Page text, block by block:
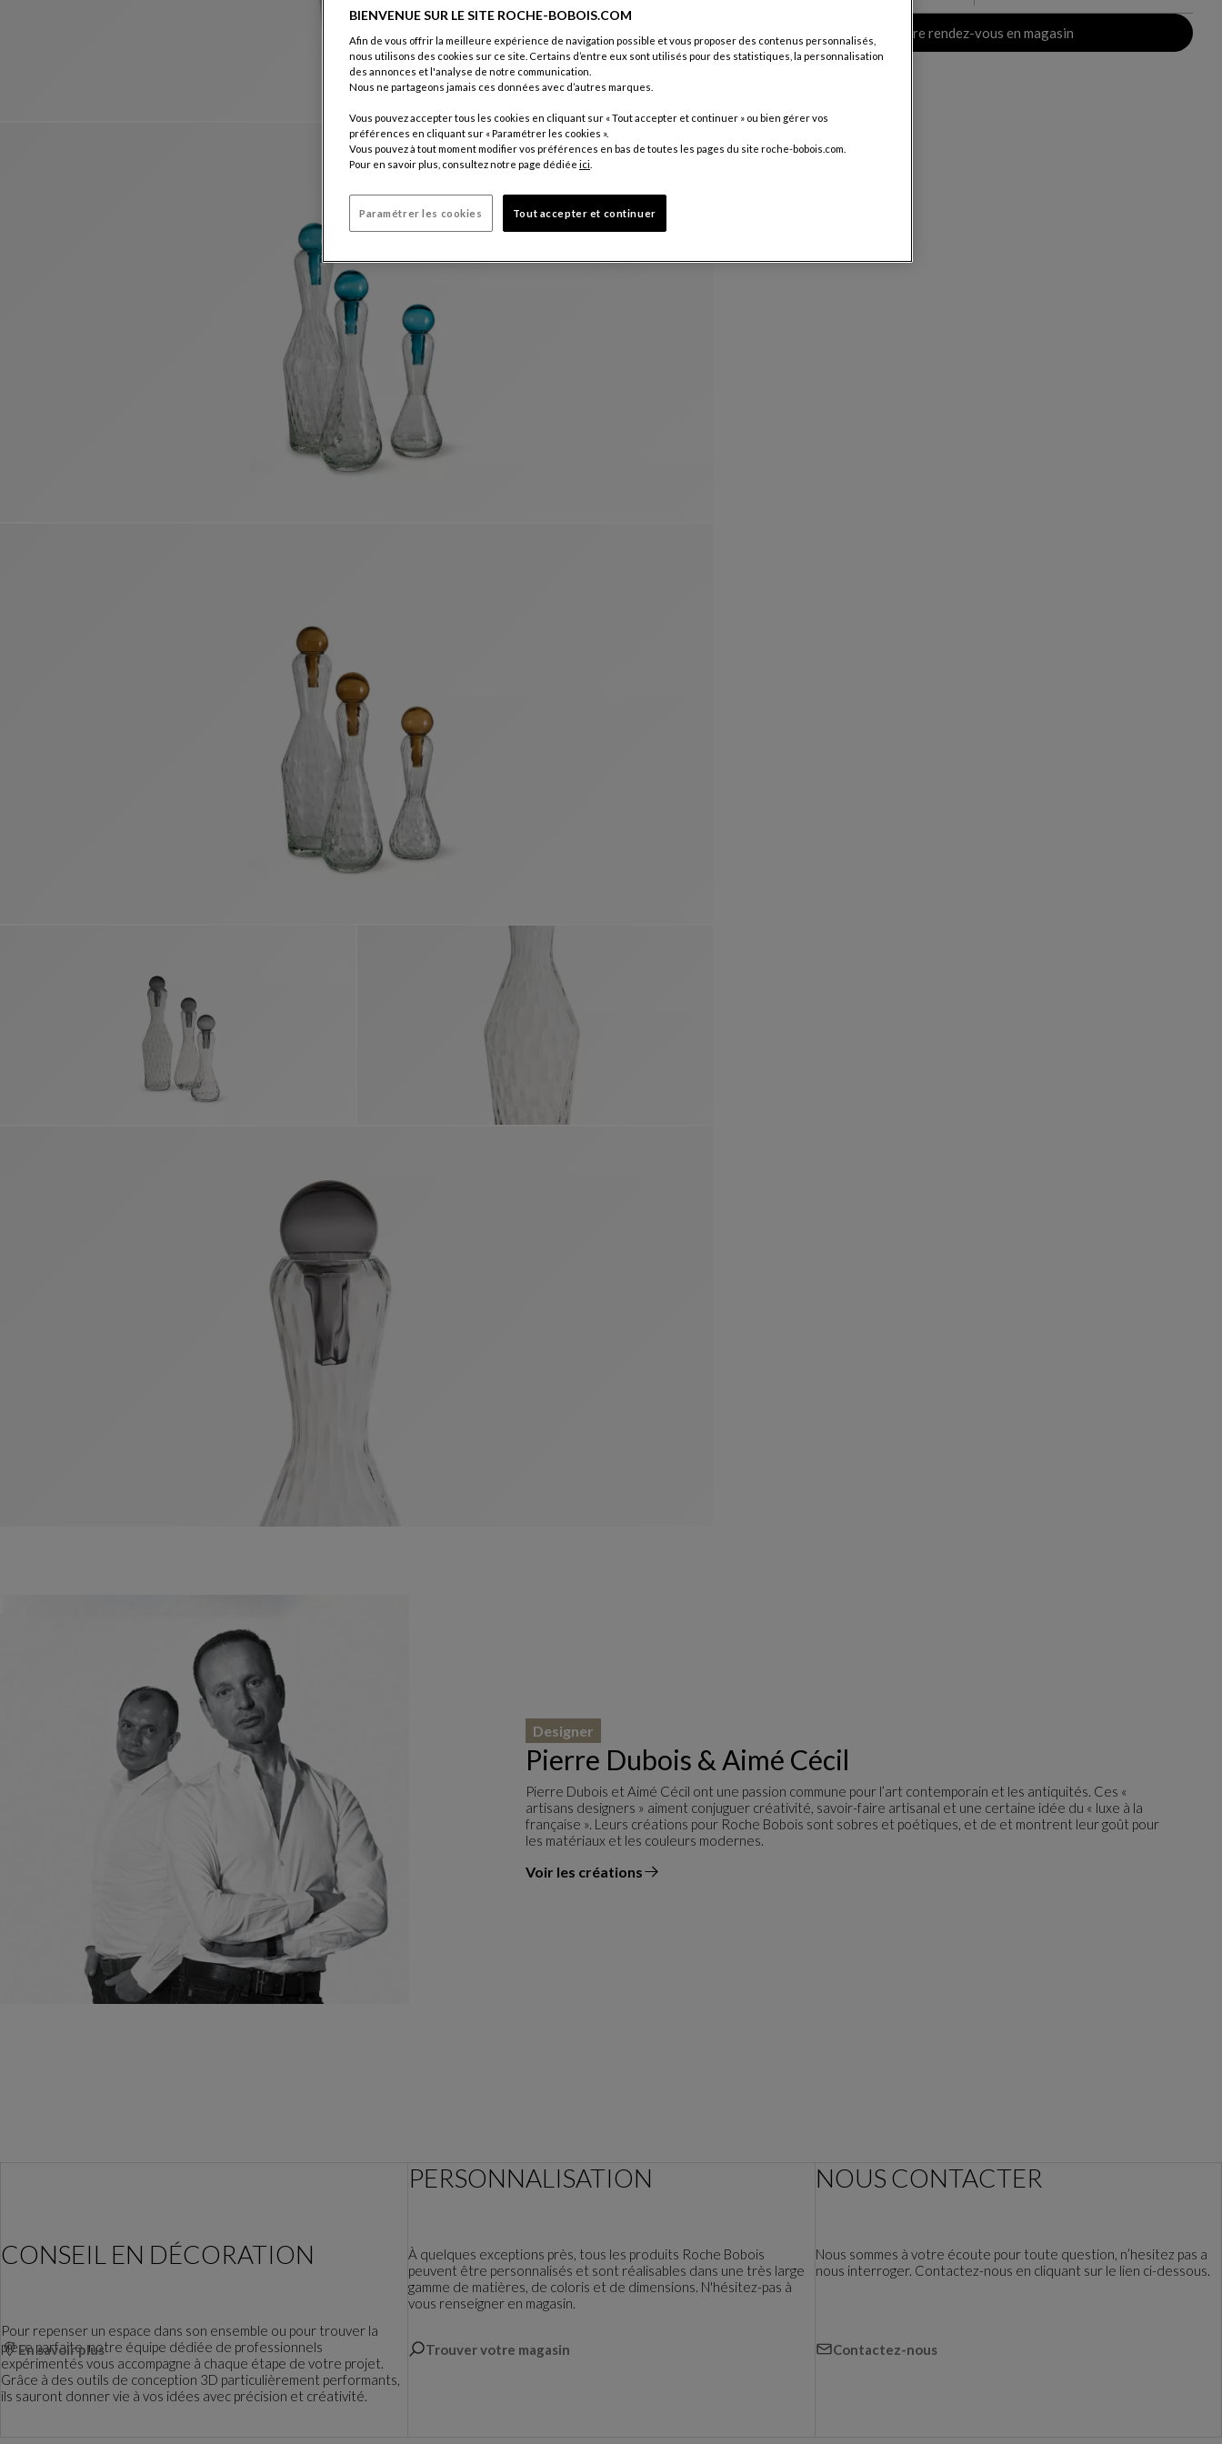
Prendre rendez-vous en magasin
Pierre Dubois & Aimé Cécil
Designer
Pierre Dubois et Aimé Cécil ont une passion commune pour l’art contemporain et les antiquités. Ces «
artisans designers » aiment conjuguer créativité, savoir-faire artisanal et une certaine idée du « luxe à la
française ». Leurs créations pour Roche Bobois sont sobres et poétiques, et de et montrent leur goût pour
les matériaux et les couleurs modernes.
Voir les créations
du designer
CONSEIL EN DÉCORATION
Pour repenser un espace dans son ensemble ou pour trouver la
pièce parfaite, notre équipe dédiée de professionnels
expérimentés vous accompagne à chaque étape de votre projet.
Grâce à des outils de conception 3D particulièrement performants,
ils sauront donner vie à vos idées avec précision et créativité.
En savoir plus
PERSONNALISATION
À quelques exceptions près, tous les produits Roche Bobois
peuvent être personnalisés et sont réalisables dans une très large
gamme de matières, de coloris et de dimensions. N'hésitez-pas à
vous renseigner en magasin.
Trouver votre magasin
NOUS CONTACTER
Nous sommes à votre écoute pour toute question, n’hesitez pas a
nous interroger. Contactez-nous en cliquant sur le lien ci-dessous.
Contactez-nous
BIENVENUE SUR LE SITE ROCHE-BOBOIS.COM
Afin de vous offrir la meilleure expérience de navigation possible et vous proposer des contenus personnalisés,
nous utilisons des cookies sur ce site. Certains d’entre eux sont utilisés pour des statistiques, la personnalisation
des annonces et l'analyse de notre communication.
Nous ne partageons jamais ces données avec d’autres marques.
Vous pouvez accepter tous les cookies en cliquant sur « Tout accepter et continuer » ou bien gérer vos
préférences en cliquant sur « Paramétrer les cookies ».
Vous pouvez à tout moment modifier vos préférences en bas de toutes les pages du site roche-bobois.com.
Pour en savoir plus, consultez notre page dédiée ici
Paramétrer les cookies Tout accepter et continuer